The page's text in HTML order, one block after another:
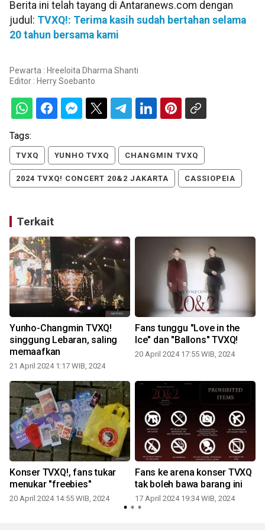
Berita ini telah tayang di Antaranews.com dengan
judul: TVXQ!: Terima kasih sudah bertahan selama
20 tahun bersama kami
Pewarta : Hreeloita Dharma Shanti
Editor : Herry Soebanto
Tags:
TVXQ YUNHO TVXQ CHANGMIN TVXQ
2024 TVXQ! CONCERT 20&2 JAKARTA CASSIOPEIA
Terkait
Yunho-Changmin TVXQ!
singgung Lebaran, saling
memaafkan
21 April 2024 1:17 WIB, 2024
Fans tunggu "Love in the
Ice" dan "Ballons" TVXQ!
20 April 2024 17:55 WIB, 2024
Konser TVXQ!, fans tukar
menukar "freebies"
20 April 2024 14:55 WIB, 2024
Fans ke arena konser TVXQ
tak boleh bawa barang ini
17 April 2024 19:34 WIB, 2024